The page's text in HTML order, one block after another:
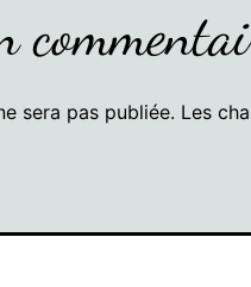
sera pas publiée. Les